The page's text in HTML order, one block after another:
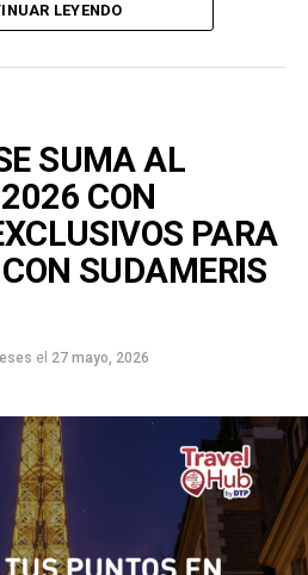
LEYENDO
SUMA AL
CON
PARA
SUDAMERIS
el 27 mayo, 2026